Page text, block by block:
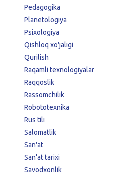
Pedagogika
Planetologiya
Psixologiya
Qishloq xo'jaligi
Qurilish
Raqamli texnologiyalar
Raqqoslik
Rassomchilik
Robototexnika
Rus tili
Salomatlik
San'at
San'at tarixi
Savodxonlik